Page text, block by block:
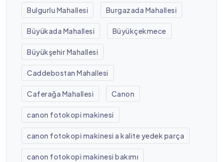
Bulgurlu Mahallesi Burgazada Mahallesi
Büyükada Mahallesi Büyükçekmece
Büyükşehir Mahallesi
Caddebostan Mahallesi
Caferağa Mahallesi Canon
canon fotokopi makinesi
canon fotokopi makinesi a kalite yedek parça
canon fotokopi makinesi bakımı